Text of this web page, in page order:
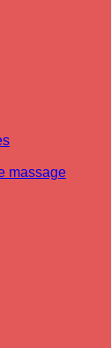
massage